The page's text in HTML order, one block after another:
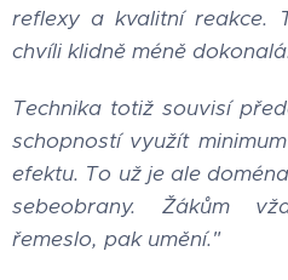
reflexy a kvalitní reakce.
chvíli klidně méně
Technika totiž souvisí
schopností využít
efektu. To už je ale
sebeobrany. Žákům
řemeslo, pak umění."